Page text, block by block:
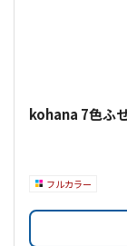
kohana 7色ふ
フルカラー